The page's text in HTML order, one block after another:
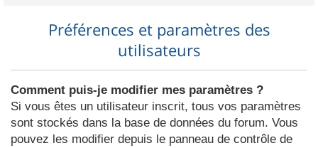
Préférences et paramètres des
utilisateurs
Comment puis-je modifier mes paramètres ?
Si vous êtes un utilisateur inscrit, tous vos paramètres
sont stockés dans la base de données du forum. Vous
pouvez les modifier depuis le panneau de contrôle de